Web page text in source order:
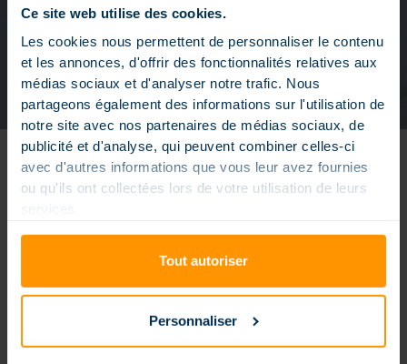
Ce site web utilise des cookies.
Les cookies nous permettent de personnaliser le contenu
et les annonces, d'offrir des fonctionnalités relatives aux
médias sociaux et d'analyser notre trafic. Nous
partageons également des informations sur l'utilisation de
notre site avec nos partenaires de médias sociaux, de
publicité et d'analyse, qui peuvent combiner celles-ci
avec d'autres informations que vous leur avez fournies
ou qu'ils ont collectées lors de votre utilisation de leurs
services.
Tout autoriser
Personnaliser
IMAGI-X SMART POOL
EINFACHES WOHNEN IM ALLTAG
SMARTPHONE
MANAGEMENT